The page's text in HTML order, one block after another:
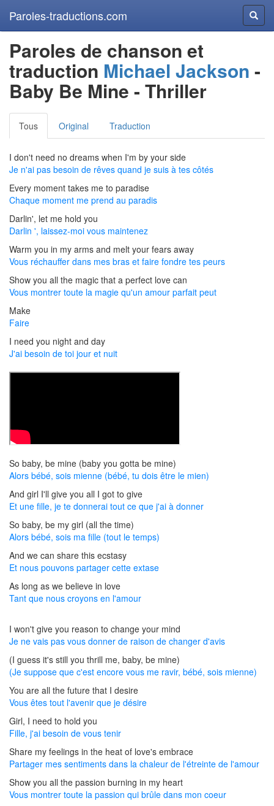
Paroles-traductions.com
Paroles de chanson et
traduction Michael Jackson -
Baby Be Mine - Thriller
Tous Original Traduction
I don't need no dreams when I'm by your side
Je n'ai pas besoin de rêves quand je suis à tes côtés
Every moment takes me to paradise
Chaque moment me prend au paradis
Darlin', let me hold you
Darlin ', laissez-moi vous maintenez
Warm you in my arms and melt your fears away
Vous réchauffer dans mes bras et faire fondre tes peurs
Show you all the magic that a perfect love can
Vous montrer toute la magie qu'un amour parfait peut
Make
Faire
I need you night and day
J'ai besoin de toi jour et nuit
So baby, be mine (baby you gotta be mine)
Alors bébé, sois mienne (bébé, tu dois être le mien)
And girl I'll give you all I got to give
Et une fille, je te donnerai tout ce que j'ai à donner
So baby, be my girl (all the time)
Alors bébé, sois ma fille (tout le temps)
And we can share this ecstasy
Et nous pouvons partager cette extase
As long as we believe in love
Tant que nous croyons en l'amour
I won't give you reason to change your mind
Je ne vais pas vous donner de raison de changer d'avis
(I guess it's still you thrill me, baby, be mine)
(Je suppose que c'est encore vous me ravir, bébé, sois mienne)
You are all the future that I desire
Vous êtes tout l'avenir que je désire
Girl, I need to hold you
Fille, j'ai besoin de vous tenir
Share my feelings in the heat of love's embrace
Partager mes sentiments dans la chaleur de l'étreinte de l'amour
Show you all the passion burning in my heart
Vous montrer toute la passion qui brûle dans mon coeur